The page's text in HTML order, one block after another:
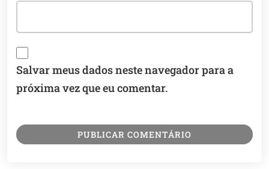
Salvar meus dados neste navegador para a
próxima vez que eu comentar.